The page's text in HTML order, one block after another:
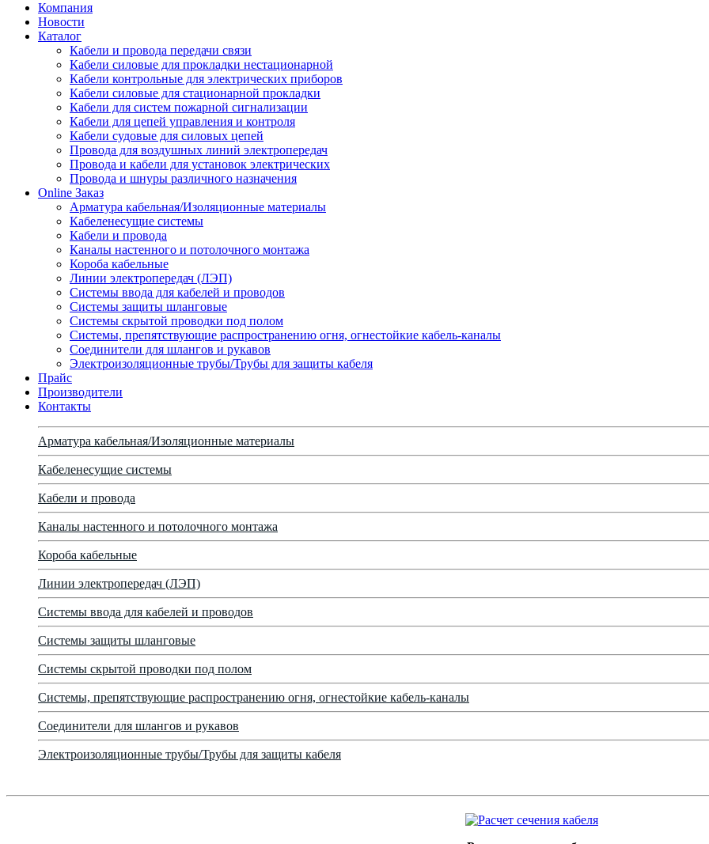
Компания
Новости
Каталог
Кабели и провода передачи связи
Кабели силовые для прокладки нестационарной
Кабели контрольные для электрических приборов
Кабели силовые для стационарной прокладки
Кабели для систем пожарной сигнализации
Кабели для цепей управления и контроля
Кабели судовые для силовых цепей
Провода для воздушных линий электропередач
Провода и кабели для установок электрических
Провода и шнуры различного назначения
Online Заказ
Арматура кабельная/Изоляционные материалы
Кабеленесущие системы
Кабели и провода
Каналы настенного и потолочного монтажа
Короба кабельные
Линии электропередач (ЛЭП)
Системы ввода для кабелей и проводов
Системы защиты шланговые
Системы скрытой проводки под полом
Системы, препятствующие распространению огня, огнестойкие кабель-каналы
Соединители для шлангов и рукавов
Электроизоляционные трубы/Трубы для защиты кабеля
Прайс
Производители
Контакты
Арматура кабельная/Изоляционные материалы
Кабеленесущие системы
Кабели и провода
Каналы настенного и потолочного монтажа
Короба кабельные
Линии электропередач (ЛЭП)
Системы ввода для кабелей и проводов
Системы защиты шланговые
Системы скрытой проводки под полом
Системы, препятствующие распространению огня, огнестойкие кабель-каналы
Соединители для шлангов и рукавов
Электроизоляционные трубы/Трубы для защиты кабеля